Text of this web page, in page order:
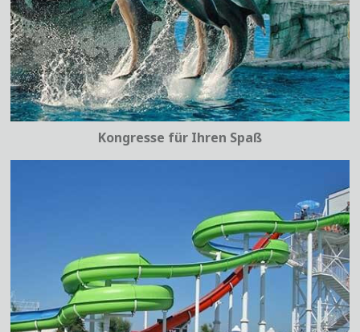
Kongresse für Ihren Spaß